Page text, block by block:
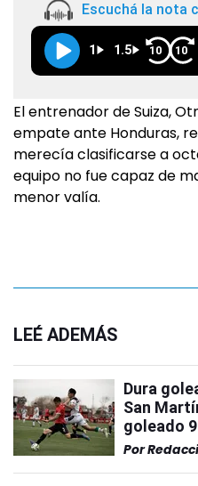
Escuchá la nota
1 1.5 10 10
El entrenador de Suiza,
empate ante Honduras,
merecía clasificarse a
equipo no fue capaz de
menor valía.
LEÉ ADEMÁS
Dura
San
goleado
Por